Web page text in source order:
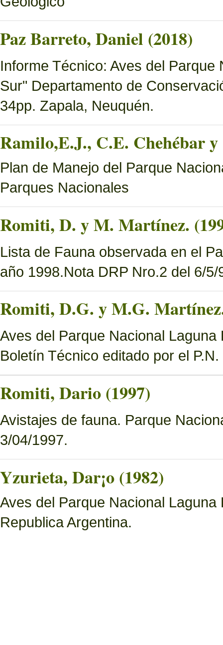
Paz Barreto, Daniel (2018)
Informe Técnico: Aves del
Sur" Departamento de
34pp. Zapala, Neuquén.
Ramilo,E.J., C.E. Chehébar
Plan de Manejo del Parque
Parques Nacionales
Romiti, D. y M. Martínez.
Lista de Fauna observada en el
año 1998.Nota DRP Nro.2 del 6/5/
Romiti, D.G. y M.G.
Aves del Parque Nacional
Boletín Técnico editado por el
Romiti, Dario (1997)
Avistajes de fauna. Parque
3/04/1997.
Yzurieta, Dar¡o (1982)
Aves del Parque Nacional
Republica Argentina.